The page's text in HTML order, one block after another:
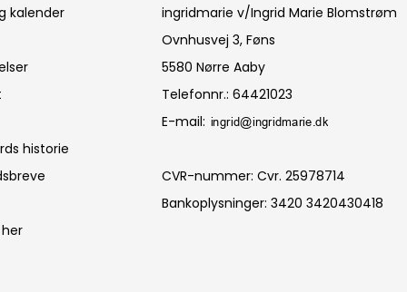
kalender
historie
ingridmarie v/Ingrid Marie Blomstrøm
Ovnhusvej 3, Føns
5580 Nørre Aaby
Telefonnr.: 64421023
E-mail:
CVR-nummer: Cvr. 25978714
Bankoplysninger: 3420 3420430418